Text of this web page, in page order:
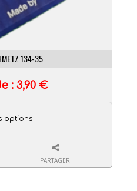
134-35
:3,90€
options
PARTAGER